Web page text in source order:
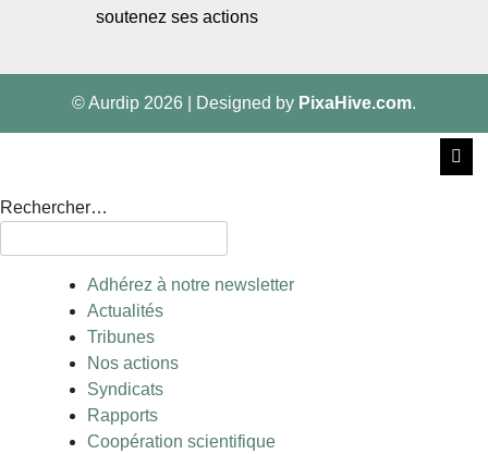
soutenez ses actions
© Aurdip 2026 Designed by PixaHive.com.
Rechercher…
Adhérez à notre newsletter
Actualités
Tribunes
Nos actions
Syndicats
Rapports
Coopération scientifique